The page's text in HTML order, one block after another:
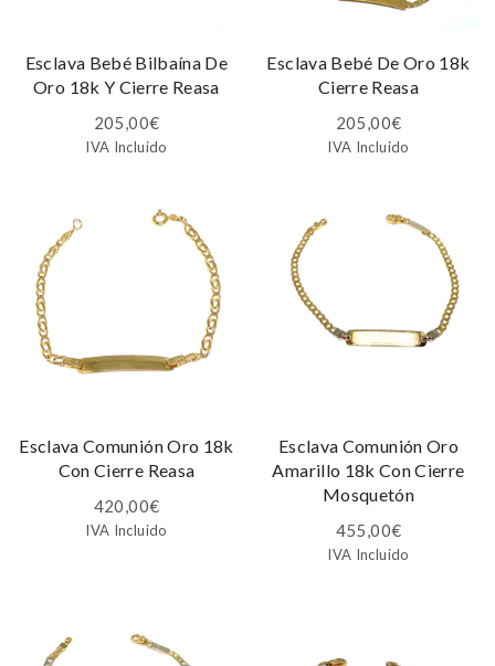
Esclava Bebé Bilbaína De
Oro 18k Y Cierre Reasa
205,00€
IVA Incluido
Esclava Bebé De Oro 18k
Cierre Reasa
205,00€
IVA Incluido
Esclava Comunión Oro 18k
Con Cierre Reasa
420,00€
IVA Incluido
Esclava Comunión Oro
Amarillo 18k Con Cierre
Mosquetón
455,00€
IVA Incluido